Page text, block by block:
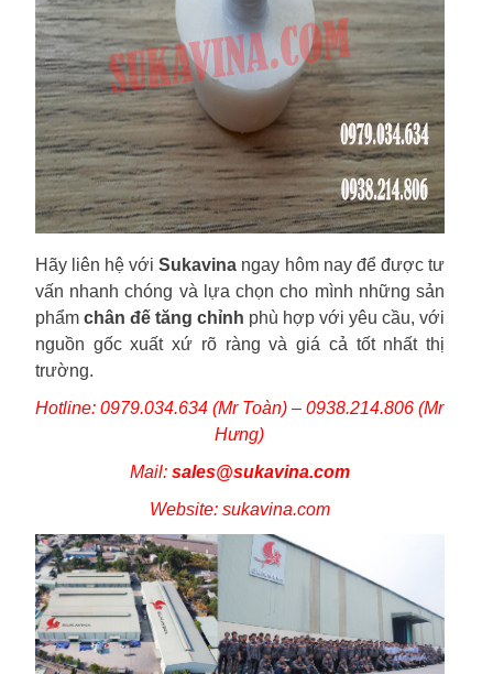
Hãy liên hệ vớiSukavina ngay hôm nay để được tư
vấn nhanh chóng và lựa chọn cho mình những sản
phẩm chân đế tăng chỉnh phù hợp với yêu cầu, với
nguồn gốc xuất xứ rõ ràng và giá cả tốt nhất thị
trường.
Hotline: 0979.034.634 (Mr Toàn) – 0938.214.806 (Mr
Hưng)
Mail: sales@sukavina.com
Website: sukavina.com